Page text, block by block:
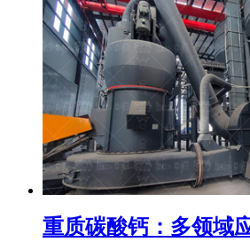
重质碳酸钙：多领域